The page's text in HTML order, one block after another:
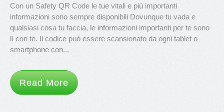
Con un Safety QR Code le tue vitali e più importanti
informazioni sono sempre disponibili Dovunque tu vada e
qualsiasi cosa tu faccia, le informazioni importanti per te sono
lì con te. Il codice può essere scansionato da ogni tablet o
smartphone con...
Read More